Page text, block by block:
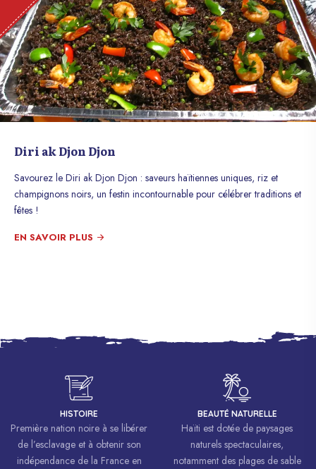
Diri ak Djon Djon
Savourez le Diri ak Djon Djon : saveurs haïtiennes uniques, riz et
champignons noirs, un festin incontournable pour célébrer traditions et
fêtes !
EN SAVOIR PLUS
HISTOIRE
Première nation noire à se libérer
de l’esclavage et à obtenir son
indépendance de la France en
BEAUTÉ NATURELLE
Haïti est dotée de paysages
naturels spectaculaires,
notamment des plages de sable